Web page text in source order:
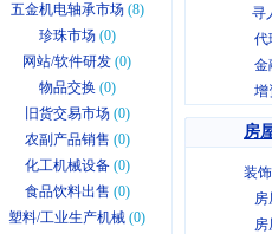
五金机电轴承市场 (8)
珍珠市场 (0)
网站/软件研发 (0)
物品交换 (0)
旧货交易市场 (0)
农副产品销售 (0)
化工机械设备 (0)
食品饮料出售 (0)
塑料/工业生产机械 (0)
寻
代
金
增
房
装
房
房